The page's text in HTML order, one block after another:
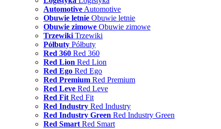
Automotive Automotive
Obuwie letnie Obuwie letnie
Obuwie zimowe Obuwie zimowe
Trzewiki Trzewiki
Półbuty Półbuty
Red 360 Red 360
Red Lion Red Lion
Red Ego Red Ego
Red Premium Red Premium
Red Leve Red Leve
Red Fit Red Fit
Red Industry Red Industry
Red Industry Green Red Industry Green
Red Smart Red Smart